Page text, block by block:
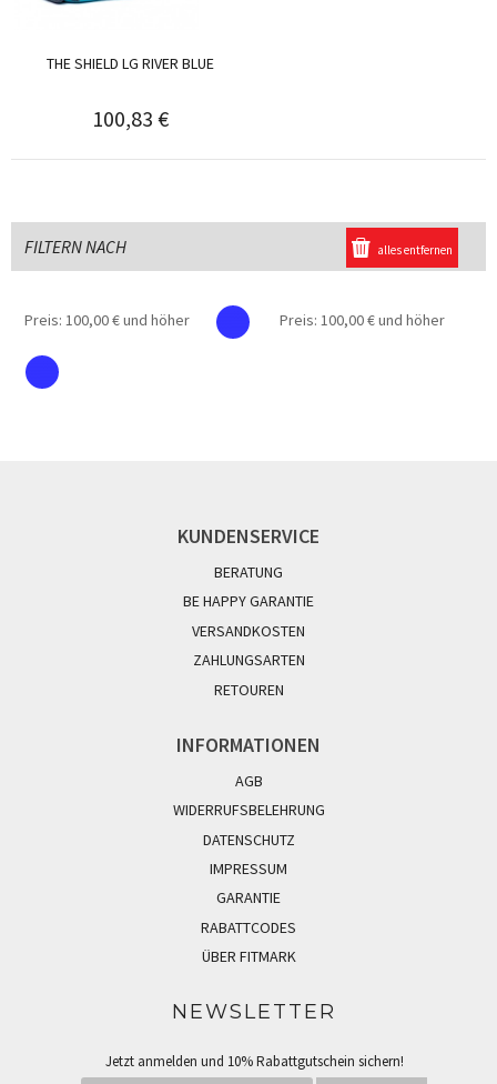
THE SHIELD LG RIVER BLUE
100,83 €
FILTERN NACH
Preis: 100,00 € und höher Preis: 100,00 € und höher
alles entfernen
KUNDENSERVICE
BERATUNG
BE HAPPY GARANTIE
VERSANDKOSTEN
ZAHLUNGSARTEN
RETOUREN
INFORMATIONEN
AGB
WIDERRUFSBELEHRUNG
DATENSCHUTZ
IMPRESSUM
GARANTIE
RABATTCODES
ÜBER FITMARK
NEWSLETTER
Jetzt anmelden und 10% Rabattgutschein sichern!